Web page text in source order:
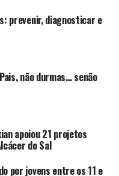
prevenir, diagnosticar e
não durmas… senão
apoiou 21 projetos
do Sal
por jovens entre os 11 e